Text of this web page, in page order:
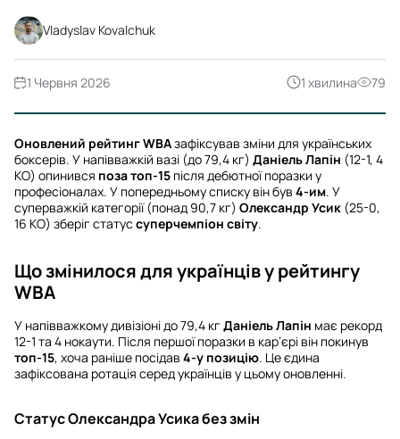
Vladyslav Kovalchuk
1 хвилина 79
1 Червня 2026
Оновлений рейтинг WBAзафіксував зміни для українських
боксерів. У напівважкій вазі (до 79,4 кг) Даніель Лапін (12-1, 4
КО) опинився поза топ-15 після дебютної поразки у
професіоналах. У попередньому списку він був 4-им. У
суперважкій категорії (понад 90,7 кг) Олександр Усик (25-0,
16 КО) зберіг статус суперчемпіон світу.
Що змінилося для українців у рейтингу
WBA
У напівважкому дивізіоні до 79,4 кг Даніель Лапін має рекорд
12-1 та 4 нокаути. Після першої поразки в кар’єрі він покинув
топ-15, хоча раніше посідав 4-у позицію. Це єдина
зафіксована ротація серед українців у цьому оновленні.
Статус Олександра Усика без змін